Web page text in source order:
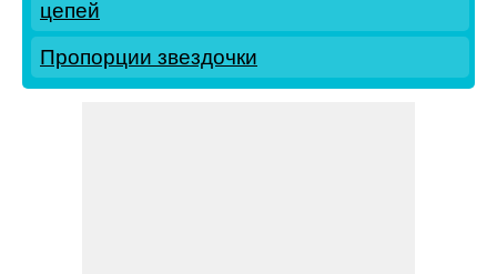
цепей
Пропорции звездочки